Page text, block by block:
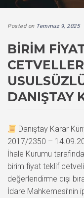
Posted on Temmuz 9, 2025
BIRIM
DANIŞTAY
Danıştay Karar
2017/2350 –
İhale Kurumu
birim fiyat teklif
değerlendirme dışı
İdare Mahkemesi’nin